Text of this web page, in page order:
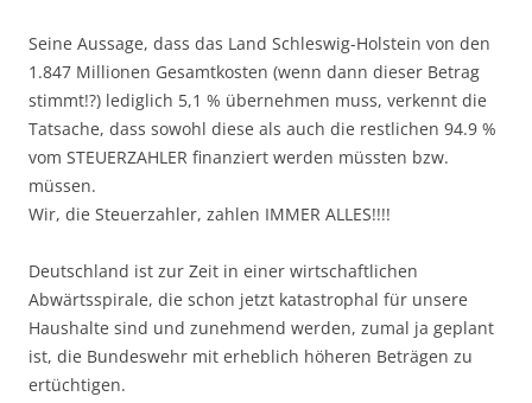
Seine Aussage, dass das Land Schleswig-Holstein von den
1.847 Millionen Gesamtkosten (wenn dann dieser Betrag
stimmt!?) lediglich 5,1 % übernehmen muss, verkennt die
Tatsache, dass sowohl diese als auch die restlichen 94.9 %
vom STEUERZAHLER finanziert werden müssten bzw.
müssen.
Wir, die Steuerzahler, zahlen IMMER ALLES!!!!
Deutschland ist zur Zeit in einer wirtschaftlichen
Abwärtsspirale, die schon jetzt katastrophal für unsere
Haushalte sind und zunehmend werden, zumal ja geplant
ist, die Bundeswehr mit erheblich höheren Beträgen zu
ertüchtigen.